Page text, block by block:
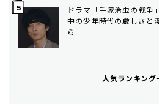
ドラマ「手塚治虫の戦
中の少年時代の厳しさと
ら
人気ランキング